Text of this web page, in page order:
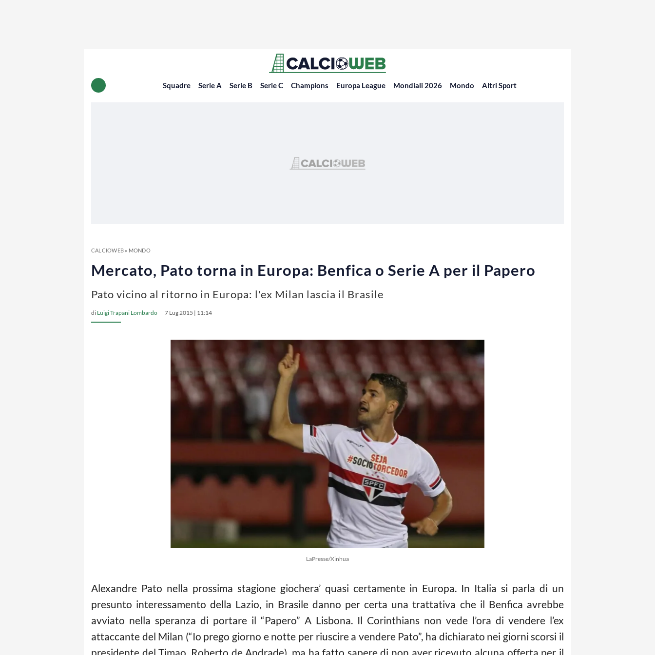
Squadre Serie A Serie B Serie C Champions Europa League Mondiali 2026 Mondo Altri Sport
CALCIOWEB» MONDO
Mercato, Pato torna in Europa: Benfica o Serie A per il Papero
Pato vicino al ritorno in Europa: l'ex Milan lascia il Brasile
di Luigi Trapani Lombardo 7 Lug 2015 | 11:14
LaPresse/Xinhua
Alexandre Pato nella prossima stagione giochera’ quasi certamente in Europa. In Italia si parla di un
presunto interessamento della Lazio, in Brasile danno per certa una trattativa che il Benfica avrebbe
avviato nella speranza di portare il “Papero” A Lisbona. Il Corinthians non vede l’ora di vendere l’ex
attaccante del Milan (“Io prego giorno e notte per riuscire a vendere Pato”, ha dichiarato nei giorni scorsi il
presidente del Timao, Roberto de Andrade), ma ha fatto sapere di non aver ricevuto alcuna offerta per il